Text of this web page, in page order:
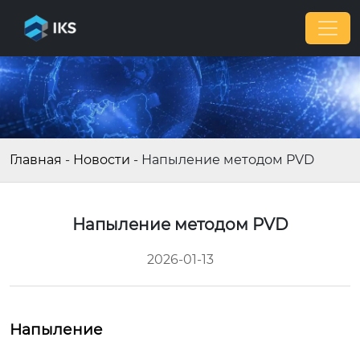
Главная - Новости - Напыление методом PVD
Напыление методом PVD
2026-01-13
Напыление